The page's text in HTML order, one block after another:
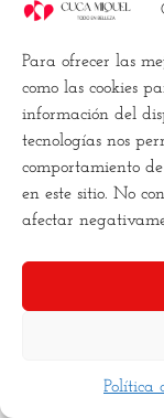
Para ofrecer las
como las cookies
información del
tecnologías nos
comportamiento
en este sitio. No
afectar
Política